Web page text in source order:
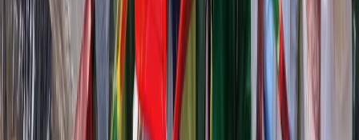
유럽
아시아
아프리카
중남미
북미
오세아니아
극지
99 different holidays